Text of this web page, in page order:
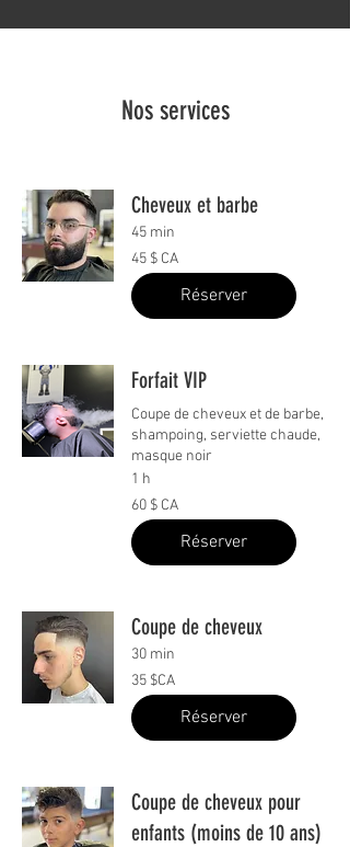
Nos services
Cheveux et barbe
45 min
45
$
CA
45 $ CA
Réserver
Forfait VIP
Coupe de cheveux et de barbe,
shampoing, serviette chaude,
masque noir
1 h
60
$
CA
60 $ CA
Réserver
Coupe de cheveux
30 min
35
dollars
canadiens
35 $CA
Réserver
Coupe de cheveux pour
enfants (moins de 10 ans)